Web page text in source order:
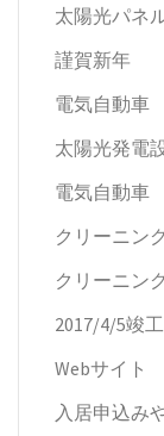
太陽光パネ
謹賀新年
電気自動車
太陽光発電
電気自動車
クリーニン
クリーニン
2017/4/5竣
Webサイト
入居申込み